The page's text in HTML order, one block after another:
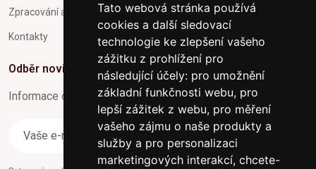
Tato webová stránka používá
cookies a další sledovací
technologie ke zlepšení vašeho
zážitku z prohlížení pro
následující účely: pro umožnění
základní funkčnosti webu, pro
lepší zážitek z webu, pro měření
vašeho zájmu o naše produkty a
služby a pro personalizaci
marketingových interakcí, chcete-
Zpracování a ochrana osobních údajů
Kontakty
Odběr novinek
Informace o Novinkách a užitečné rady max. 1x za týden
Odebírat